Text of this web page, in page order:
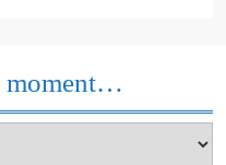
moment…